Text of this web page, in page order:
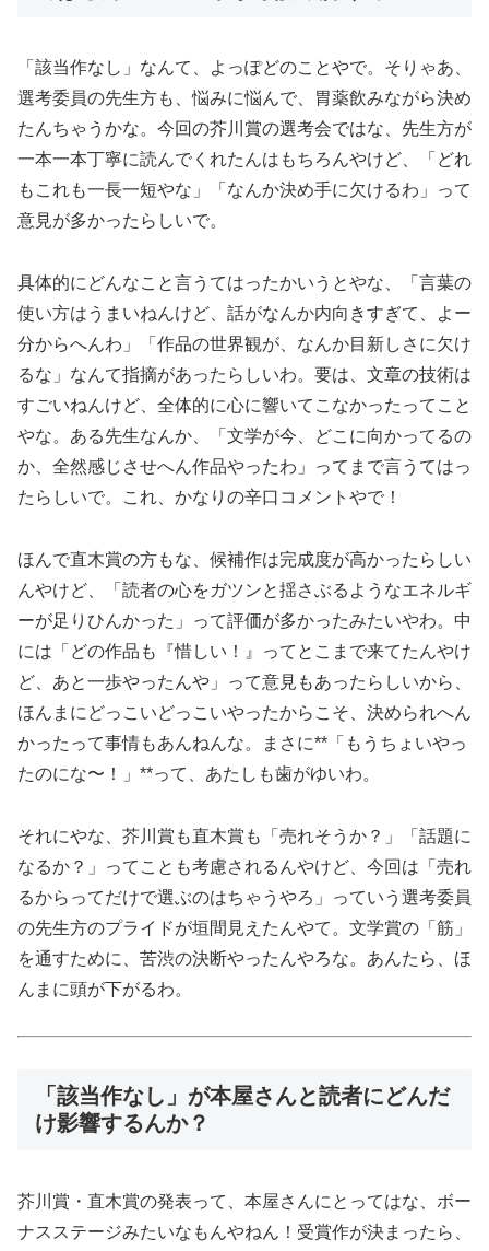
「該当作なし」なんて、よっぽどのことやで。そりゃあ、
選考委員の先生方も、悩みに悩んで、胃薬飲みながら決め
たんちゃうかな。今回の芥川賞の選考会ではな、先生方が
一本一本丁寧に読んでくれたんはもちろんやけど、「どれ
もこれも一長一短やな」「なんか決め手に欠けるわ」って
意見が多かったらしいで。
具体的にどんなこと言うてはったかいうとやな、「言葉の
使い方はうまいねんけど、話がなんか内向きすぎて、よー
分からへんわ」「作品の世界観が、なんか目新しさに欠け
るな」なんて指摘があったらしいわ。要は、文章の技術は
すごいねんけど、全体的に心に響いてこなかったってこと
やな。ある先生なんか、「文学が今、どこに向かってるの
か、全然感じさせへん作品やったわ」ってまで言うてはっ
たらしいで。これ、かなりの辛口コメントやで！
ほんで直木賞の方もな、候補作は完成度が高かったらしい
んやけど、「読者の心をガツンと揺さぶるようなエネルギ
ーが足りひんかった」って評価が多かったみたいやわ。中
には「どの作品も『惜しい！』ってとこまで来てたんやけ
ど、あと一歩やったんや」って意見もあったらしいから、
ほんまにどっこいどっこいやったからこそ、決められへん
かったって事情もあんねんな。まさに**「もうちょいやっ
たのにな〜！」**って、あたしも歯がゆいわ。
それにやな、芥川賞も直木賞も「売れそうか？」「話題に
なるか？」ってことも考慮されるんやけど、今回は「売れ
るからってだけで選ぶのはちゃうやろ」っていう選考委員
の先生方のプライドが垣間見えたんやて。文学賞の「筋」
を通すために、苦渋の決断やったんやろな。あんたら、ほ
んまに頭が下がるわ。
「該当作なし」が本屋さんと読者にどんだ
け影響するんか？
芥川賞・直木賞の発表って、本屋さんにとってはな、ボー
ナスステージみたいなもんやねん！受賞作が決まったら、